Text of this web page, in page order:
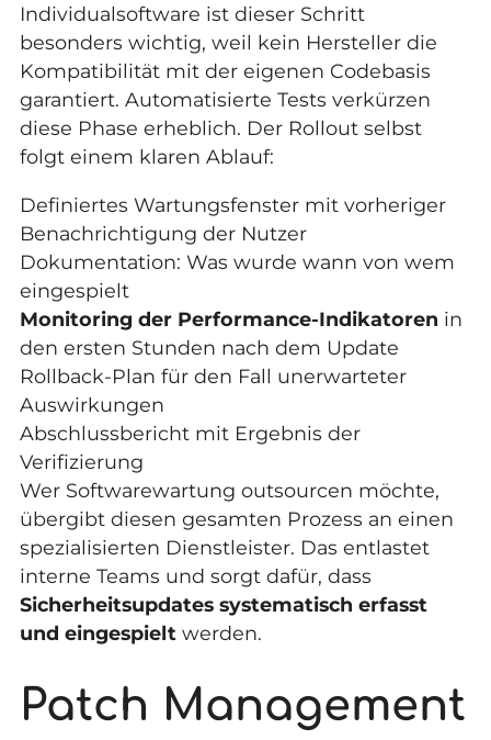
Individualsoftware ist dieser Schritt
besonders wichtig, weil kein Hersteller die
Kompatibilität mit der eigenen Codebasis
garantiert. Automatisierte Tests verkürzen
diese Phase erheblich. Der Rollout selbst
folgt einem klaren Ablauf:
Definiertes Wartungsfenster mit vorheriger
Benachrichtigung der Nutzer
Dokumentation: Was wurde wann von wem
eingespielt
Monitoring der Performance-Indikatoren in
den ersten Stunden nach dem Update
Rollback-Plan für den Fall unerwarteter
Auswirkungen
Abschlussbericht mit Ergebnis der
Verifizierung
Wer Softwarewartung outsourcen möchte,
übergibt diesen gesamten Prozess an einen
spezialisierten Dienstleister. Das entlastet
interne Teams und sorgt dafür, dass
Sicherheitsupdates systematisch erfasst
und eingespielt werden.
Patch Management